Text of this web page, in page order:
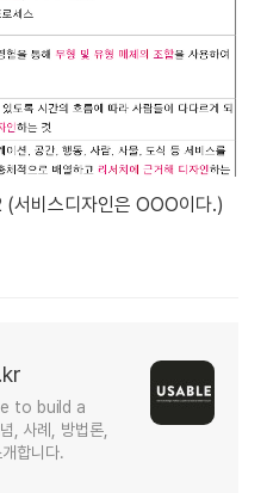
서비스디자인은 OOO이다.)
to build a
, 사례, 방법론,
합니다.